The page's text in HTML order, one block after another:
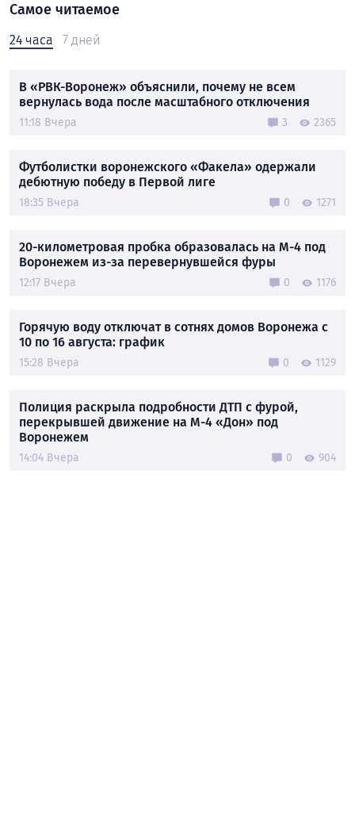
Самое читаемое
24 часа 7 дней
В «РВК-Воронеж» объяснили, почему не всем
вернулась вода после масштабного отключения
11:18 Вчера 3 2365
Футболистки воронежского «Факела» одержали
дебютную победу в Первой лиге
18:35 Вчера 0 1271
20-километровая пробка образовалась на М-4 под
Воронежем из-за перевернувшейся фуры
12:17 Вчера 0 1176
Горячую воду отключат в сотнях домов Воронежа с
10 по 16 августа: график
15:28 Вчера 0 1129
Полиция раскрыла подробности ДТП с фурой,
перекрывшей движение на М-4 «Дон» под
Воронежем
14:04 Вчера 0 904